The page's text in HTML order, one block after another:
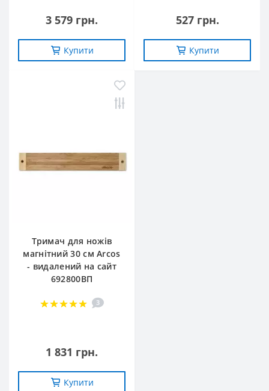
3 579 грн.
Купити
527 грн.
Купити
Тримач для ножів
магнітний 30 см Arcos
- видалений на сайт
692800ВП
3
1 831 грн.
Купити